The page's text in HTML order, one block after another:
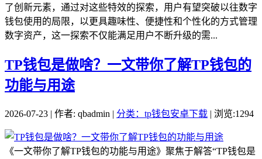
了创新元素，通过对这些特效的探索，用户有望突破以往数字
钱包使用的局限，以更具趣味性、便捷性和个性化的方式管理
数字资产，这一探索不仅能满足用户不断升级的需...
TP钱包是做啥？一文带你了解TP钱包的
功能与用途
2026-07-23 | 作者: qbadmin | 分类：tp钱包安卓下载 | 浏览:1294
《一文带你了解TP钱包的功能与用途》聚焦于解答“TP钱包是